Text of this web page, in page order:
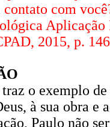
contato com
Aplicação
2015, p.
o exemplo
à sua obra e
Paulo não